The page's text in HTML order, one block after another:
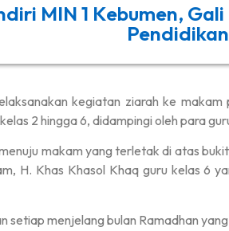
MIN 1 Kebumen,
Pendidikan
kegiatan ziarah ke
2 hingga 6, didampingi oleh para
makam yang terletak di atas
H. Khas Khasol Khaq guru kelas 6
setiap menjelang bulan Ramadhan